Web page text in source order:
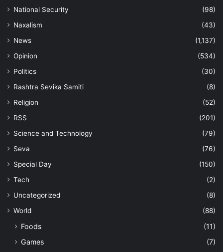
National Security
(98)
Naxalism
(43)
News
(1,137)
Opinion
(534)
Politics
(30)
Rashtra Sevika Samiti
(8)
Religion
(52)
RSS
(201)
Science and Technology
(79)
Seva
(76)
Special Day
(150)
Tech
(2)
Uncategorized
(8)
World
(88)
Foods
(11)
Games
(7)